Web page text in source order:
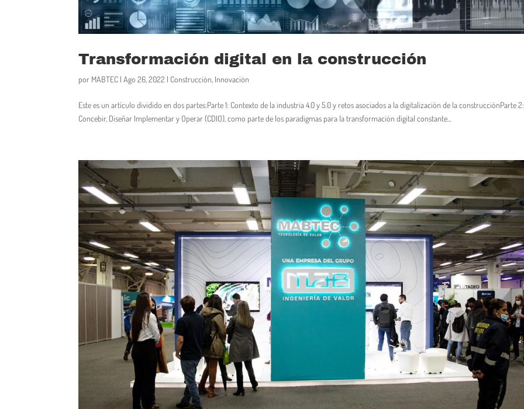
Transformación digital en la construcción
por MABTEC |Ago 26, 2022 | Construcción Innovación
Este es un artículo dividido en dos partes:Parte 1: Contexto de la industria 4.0 y 5.0 y retos asociados a la digitalización de la construcciónParte 2:
Concebir, Diseñar Implementar y Operar (CDIO), como parte de los paradigmas para la transformación digital constante...